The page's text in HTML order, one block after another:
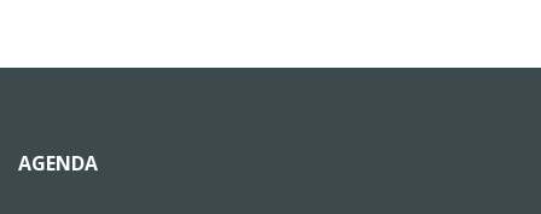
AGENDA